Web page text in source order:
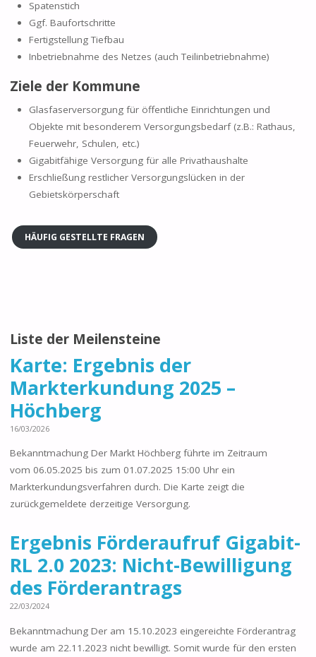
Spatenstich
Ggf. Baufortschritte
Fertigstellung Tiefbau
Inbetriebnahme des Netzes (auch Teilinbetriebnahme)
Ziele der Kommune
Glasfaserversorgung für öffentliche Einrichtungen und
Objekte mit besonderem Versorgungsbedarf (z.B.: Rathaus,
Feuerwehr, Schulen, etc.)
Gigabitfähige Versorgung für alle Privathaushalte
Erschließung restlicher Versorgungslücken in der
Gebietskörperschaft
HÄUFIG GESTELLTE FRAGEN
Liste der Meilensteine
Karte: Ergebnis der
Markterkundung 2025 –
Höchberg
16/03/2026
Bekanntmachung Der Markt Höchberg führte im Zeitraum
vom 06.05.2025 bis zum 01.07.2025 15:00 Uhr ein
Markterkundungsverfahren durch. Die Karte zeigt die
zurückgemeldete derzeitige Versorgung.
Ergebnis Förderaufruf Gigabit-
RL 2.0 2023: Nicht-Bewilligung
des Förderantrags
22/03/2024
Bekanntmachung Der am 15.10.2023 eingereichte Förderantrag
wurde am 22.11.2023 nicht bewilligt. Somit wurde für den ersten